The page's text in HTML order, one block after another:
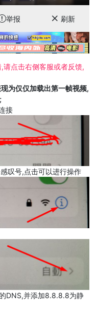
举报 刷新
点击右侧客服或者反馈,
为仅仅加载出第一帧视频,
接
叹号,点击可以进行操作
DNS,并添加8.8.8.8为静